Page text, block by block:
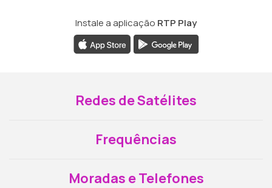
Instale a aplicação RTP Play
Redes de Satélites
Frequências
Moradas e Telefones